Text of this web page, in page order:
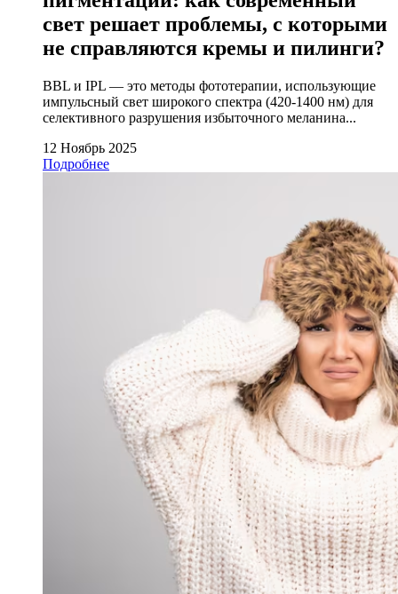
свет решает проблемы, с которыми
не справляются кремы и пилинги?
BBL и IPL — это методы фототерапии, использующие
импульсный свет широкого спектра (420-1400 нм) для
селективного разрушения избыточного меланина...
12 Ноябрь 2025
Подробнее